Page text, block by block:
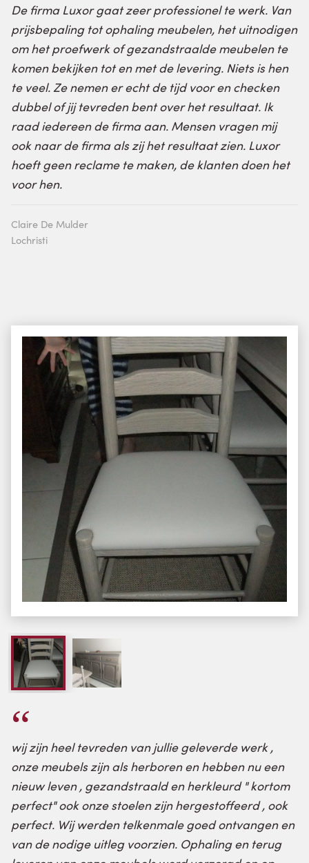
De firma Luxor gaat zeer professionel te werk. Van
prijsbepaling tot ophaling meubelen, het uitnodigen
om het proefwerk of gezandstraalde meubelen te
komen bekijken tot en met de levering. Niets is hen
te veel. Ze nemen er echt de tijd voor en checken
dubbel of jij tevreden bent over het resultaat. Ik
raad iedereen de firma aan. Mensen vragen mij
ook naar de firma als zij het resultaat zien. Luxor
hoeft geen reclame te maken, de klanten doen het
voor hen.
Claire De Mulder
Lochristi
wij zijn heel tevreden van jullie geleverde werk ,
onze meubels zijn als herboren en hebben nu een
nieuw leven , gezandstraald en herkleurd " kortom
perfect" ook onze stoelen zijn hergestoffeerd , ook
perfect. Wij werden telkenmale goed ontvangen en
van de nodige uitleg voorzien. Ophaling en terug